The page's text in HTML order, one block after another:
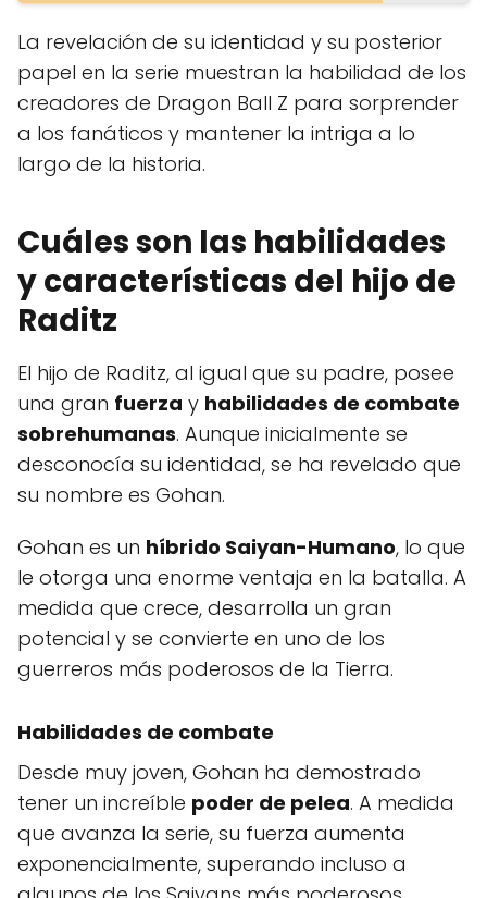
La revelación de su identidad y su posterior
papel en la serie muestran la habilidad de los
creadores de Dragon Ball Z para sorprender
a los fanáticos y mantener la intriga a lo
largo de la historia.
Cuáles son las habilidades
y características del hijo de
Raditz
El hijo de Raditz, al igual que su padre, posee
una gran fuerza y habilidades de combate
sobrehumanas. Aunque inicialmente se
desconocía su identidad, se ha revelado que
su nombre es Gohan.
Gohan es un híbrido Saiyan-Humano, lo que
le otorga una enorme ventaja en la batalla. A
medida que crece, desarrolla un gran
potencial y se convierte en uno de los
guerreros más poderosos de la Tierra.
Habilidades de combate
Desde muy joven, Gohan ha demostrado
tener un increíble poder de pelea. A medida
que avanza la serie, su fuerza aumenta
exponencialmente, superando incluso a